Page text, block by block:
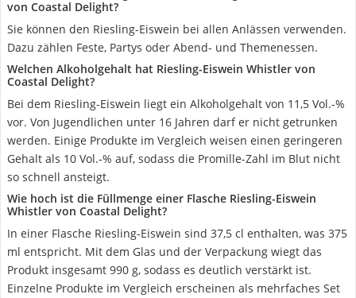
von Coastal Delight?
Sie können den Riesling-Eiswein bei allen Anlässen verwenden.
Dazu zählen Feste, Partys oder Abend- und Themenessen.
Welchen Alkoholgehalt hat Riesling-Eiswein Whistler von
Coastal Delight?
Bei dem Riesling-Eiswein liegt ein Alkoholgehalt von 11,5 Vol.-%
vor. Von Jugendlichen unter 16 Jahren darf er nicht getrunken
werden. Einige Produkte im Vergleich weisen einen geringeren
Gehalt als 10 Vol.-% auf, sodass die Promille-Zahl im Blut nicht
so schnell ansteigt.
Wie hoch ist die Füllmenge einer Flasche Riesling-Eiswein
Whistler von Coastal Delight?
In einer Flasche Riesling-Eiswein sind 37,5 cl enthalten, was 375
ml entspricht. Mit dem Glas und der Verpackung wiegt das
Produkt insgesamt 990 g, sodass es deutlich verstärkt ist.
Einzelne Produkte im Vergleich erscheinen als mehrfaches Set